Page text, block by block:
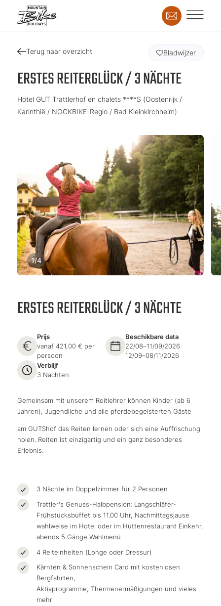
Terug naar overzicht
ERSTES REITERGLÜCK / 3 NÄCHTE
Hotel GUT Trattlerhof en chalets ****S (Oostenrijk /
Karinthië / NOCKBIKE-Regio / Bad Kleinkirchheim)
Bladwijzer
1/4
ERSTES REITERGLÜCK / 3 NÄCHTE
Prijs
vanaf 421,00 € per
persoon
Beschikbare data
22/08–11/09/2026
12/09–08/11/2026
Verblijf
3 Nachten
Gemeinsam mit unserem Reitlehrer können Kinder (ab 6
Jahren), Jugendliche und alle pferdebegeisterten Gäste
am GUTShof das Reiten lernen oder sich eine Auffrischung
holen. Reiten ist einzigartig und ein ganz besonderes
Erlebnis.
3 Nächte im Doppelzimmer für 2 Personen
Trattler's Genuss-Halbpension: Langschläfer-
Frühstücksbuffet bis 11.00 Uhr, Nachmittagsjause
wahlweise im Hotel oder im Hüttenrestaurant Einkehr,
abends 5 Gänge Wahlmenü
4 Reiteinheiten (Longe oder Dressur)
Kärnten & Sonnenschein Card mit kostenlosen
Bergfahrten,
Aktivprogramme, Thermenermäßigungen und vieles
mehr